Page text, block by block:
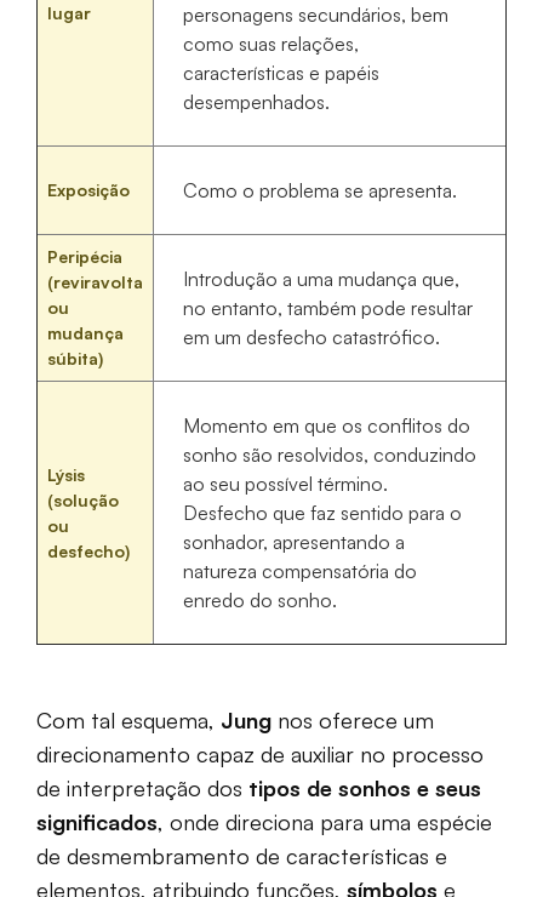
lugar
personagens secundários, bem
como suas relações,
características e papéis
desempenhados.
Exposição Como o problema se apresenta.
Peripécia
(reviravolta
ou
mudança
súbita)
Introdução a uma mudança que,
no entanto, também pode resultar
em um desfecho catastrófico.
Lýsis
(solução
ou
desfecho)
Momento em que os conflitos do
sonho são resolvidos, conduzindo
ao seu possível término.
Desfecho que faz sentido para o
sonhador, apresentando a
natureza compensatória do
enredo do sonho.
Com tal esquema, Jung nos oferece um
direcionamento capaz de auxiliar no processo
de interpretação dos tipos de sonhos e seus
significados, onde direciona para uma espécie
de desmembramento de características e
elementos, atribuindo funções, símbolos e